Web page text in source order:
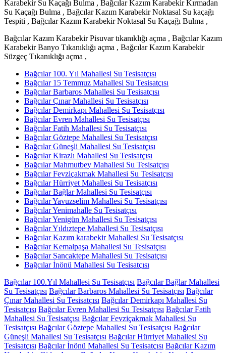
Karabekir Su Kaçağı Bulma , Bağcılar Kazım Karabekir Kırmadan
Su Kaçağı Bulma , Bağcılar Kazım Karabekir Noktasal Su kaçağı
Tespiti , Bağcılar Kazım Karabekir Noktasal Su Kaçağı Bulma ,
Bağcılar Kazım Karabekir Pisuvar tıkanıklığı açma , Bağcılar Kazım
Karabekir Banyo Tıkanıklığı açma , Bağcılar Kazım Karabekir
Süzgeç Tıkanıklığı açma ,
Bağcılar 100. Yıl Mahallesi Su Tesisatçısı
Bağcılar 15 Temmuz Mahallesi Su Tesisatçısı
Bağcılar Barbaros Mahallesi Su Tesisatçısı
Bağcılar Çınar Mahallesi Su Tesisatçısı
Bağcılar Demirkapı Mahallesi Su Tesisatçısı
Bağcılar Evren Mahallesi Su Tesisatçısı
Bağcılar Fatih Mahallesi Su Tesisatçısı
Bağcılar Göztepe Mahallesi Su Tesisatçısı
Bağcılar Güneşli Mahallesi Su Tesisatçısı
Bağcılar Kirazlı Mahallesi Su Tesisatçısı
Bağcılar Mahmutbey Mahallesi Su Tesisatçısı
Bağcılar Fevziçakmak Mahallesi Su Tesisatçısı
Bağcılar Hürriyet Mahallesi Su Tesisatçısı
Bağcılar Bağlar Mahallesi Su Tesisatçısı
Bağcılar Yavuzselim Mahallesi Su Tesisatçısı
Bağcılar Yenimahalle Su Tesisatçısı
Bağcılar Yenigün Mahallesi Su Tesisatçısı
Bağcılar Yıldıztepe Mahallesi Su Tesisatçısı
Bağcılar Kazım karabekir Mahallesi Su Tesisatçısı
Bağcılar Kemalpaşa Mahallesi Su Tesisatçısı
Bağcılar Sancaktepe Mahallesi Su Tesisatçısı
Bağcılar İnönü Mahallesi Su Tesisatçısı
Bağcılar 100.Yıl Mahallesi Su Tesisatçısı Bağcılar Bağlar Mahallesi
Su Tesisatçısı Bağcılar Barbaros Mahallesi Su Tesisatçısı Bağcılar
Çınar Mahallesi Su Tesisatçısı Bağcılar Demirkapı Mahallesi Su
Tesisatçısı Bağcılar Evren Mahallesi Su Tesisatçısı Bağcılar Fatih
Mahallesi Su Tesisatçısı Bağcılar Fevziçakmak Mahallesi Su
Tesisatçısı Bağcılar Göztepe Mahallesi Su Tesisatçısı Bağcılar
Güneşli Mahallesi Su Tesisatçısı Bağcılar Hürriyet Mahallesi Su
Tesisatçısı Bağcılar İnönü Mahallesi Su Tesisatçısı Bağcılar Kazım